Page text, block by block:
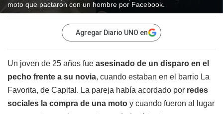
moto que pactaron con un hombre por Facebook.
Agregar Diario UNO en
Un joven de 25 años fue asesinado de un disparo en el
pecho frente a su novia, cuando estaban en el barrio La
Favorita, de Capital. La pareja había acordado por redes
sociales la compra de una moto y cuando fueron al lugar